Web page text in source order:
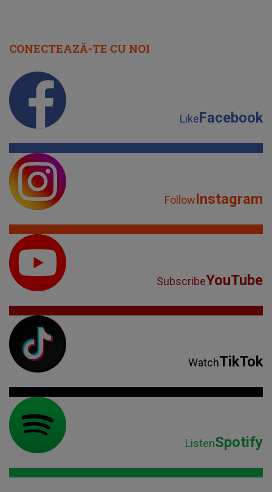
CONECTEAZĂ-TE CU NOI
LikeFacebook
FollowInstagram
SubscribeYouTube
WatchTikTok
ListenSpotify